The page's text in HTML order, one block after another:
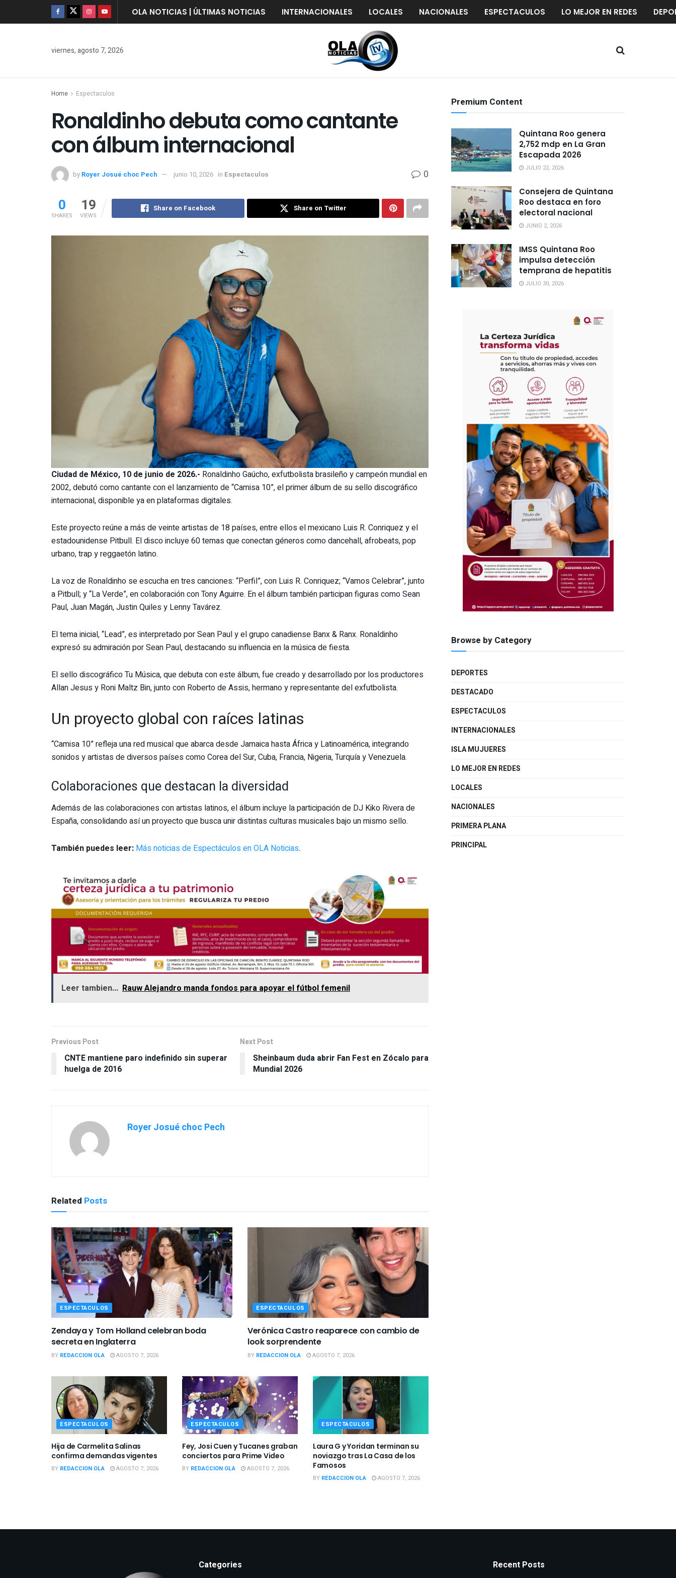
OLA NOTICIAS | ÚLTIMAS NOTICIAS INTERNACIONALES LOCALES NACIONALES ESPECTACULOS LO MEJOR EN REDES
viernes, agosto 7, 2026
Home Espectaculos
Ronaldinho debuta como cantante
con álbum internacional
by Royer Josué choc Pech junio 10, 2026 in Espectaculos 0
0
SHARES
19
VIEWS
Share on Facebook Share on Twitter
Ciudad de México, 10 de junio de 2026.- Ronaldinho Gaúcho, exfutbolista brasileño y campeón mundial en
2002, debutó como cantante con el lanzamiento de “Camisa 10”, el primer álbum de su sello discográfico
internacional, disponible ya en plataformas digitales.
Este proyecto reúne a más de veinte artistas de 18 países, entre ellos el mexicano Luis R. Conriquez y el
estadounidense Pitbull. El disco incluye 60 temas que conectan géneros como dancehall, afrobeats, pop
urbano, trap y reggaetón latino.
La voz de Ronaldinho se escucha en tres canciones: “Perfil”, con Luis R. Conriquez; “Vamos Celebrar”, junto
a Pitbull; y “La Verde”, en colaboración con Tony Aguirre. En el álbum también participan figuras como Sean
Paul, Juan Magán, Justin Quiles y Lenny Tavárez.
El tema inicial, “Lead”, es interpretado por Sean Paul y el grupo canadiense Banx & Ranx. Ronaldinho
expresó su admiración por Sean Paul, destacando su influencia en la música de fiesta.
El sello discográfico Tu Música, que debuta con este álbum, fue creado y desarrollado por los productores
Allan Jesus y Roni Maltz Bin, junto con Roberto de Assis, hermano y representante del exfutbolista.
Un proyecto global con raíces latinas
“Camisa 10” refleja una red musical que abarca desde Jamaica hasta África y Latinoamérica, integrando
sonidos y artistas de diversos países como Corea del Sur, Cuba, Francia, Nigeria, Turquía y Venezuela.
Colaboraciones que destacan la diversidad
Además de las colaboraciones con artistas latinos, el álbum incluye la participación de DJ Kiko Rivera de
España, consolidando así un proyecto que busca unir distintas culturas musicales bajo un mismo sello.
También puedes leer: Más noticias de Espectáculos en OLA Noticias.
RelatedPosts
ESPECTACULOS
Zendaya y Tom Holland celebran boda
secreta en Inglaterra
BYREDACCION OLA AGOSTO 7, 2026
ESPECTACULOS
Verónica Castro reaparece con cambio de
look sorprendente
BYREDACCION OLA AGOSTO 7, 2026
ESPECTACULOS ESPECTACULOS ESPECTACULOS
Premium Content
Quintana Roo genera
2,752 mdp en La Gran
Escapada 2026
JULIO 22, 2026
Consejera de Quintana
Roo destaca en foro
electoral nacional
JUNIO 2, 2026
IMSS Quintana Roo
impulsa detección
temprana de hepatitis
JULIO 30, 2026
Browse by Category
DEPORTES
DESTACADO
ESPECTACULOS
INTERNACIONALES
ISLA MUJUERES
LO MEJOR EN REDES
LOCALES
NACIONALES
PRIMERA PLANA
PRINCIPAL